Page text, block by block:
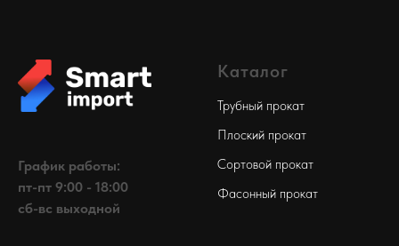
График работы:
пт-пт 9:00 - 18:00
сб-вс выходной
Каталог
Трубный прокат
Плоский прокат
Сортовой прокат
Фасонный прокат